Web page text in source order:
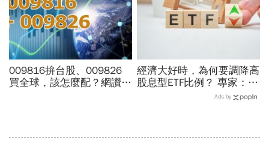
009816拚台股、009826
買全球，該怎麼配？網讚
經濟大好時，為何要調降高
股息型ETF比例？ 專家：用
防禦配置打開「錢」意識
Ads by